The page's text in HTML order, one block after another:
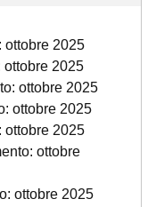
ottobre 2025
ottobre 2025
ottobre 2025
ottobre 2025
ottobre 2025
ottobre
ottobre 2025